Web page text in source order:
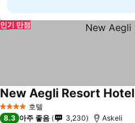
인기 만점
4 성급 호텔
New Aegli Resort Hotel
8.3 아주 좋음 3,230 Askeli